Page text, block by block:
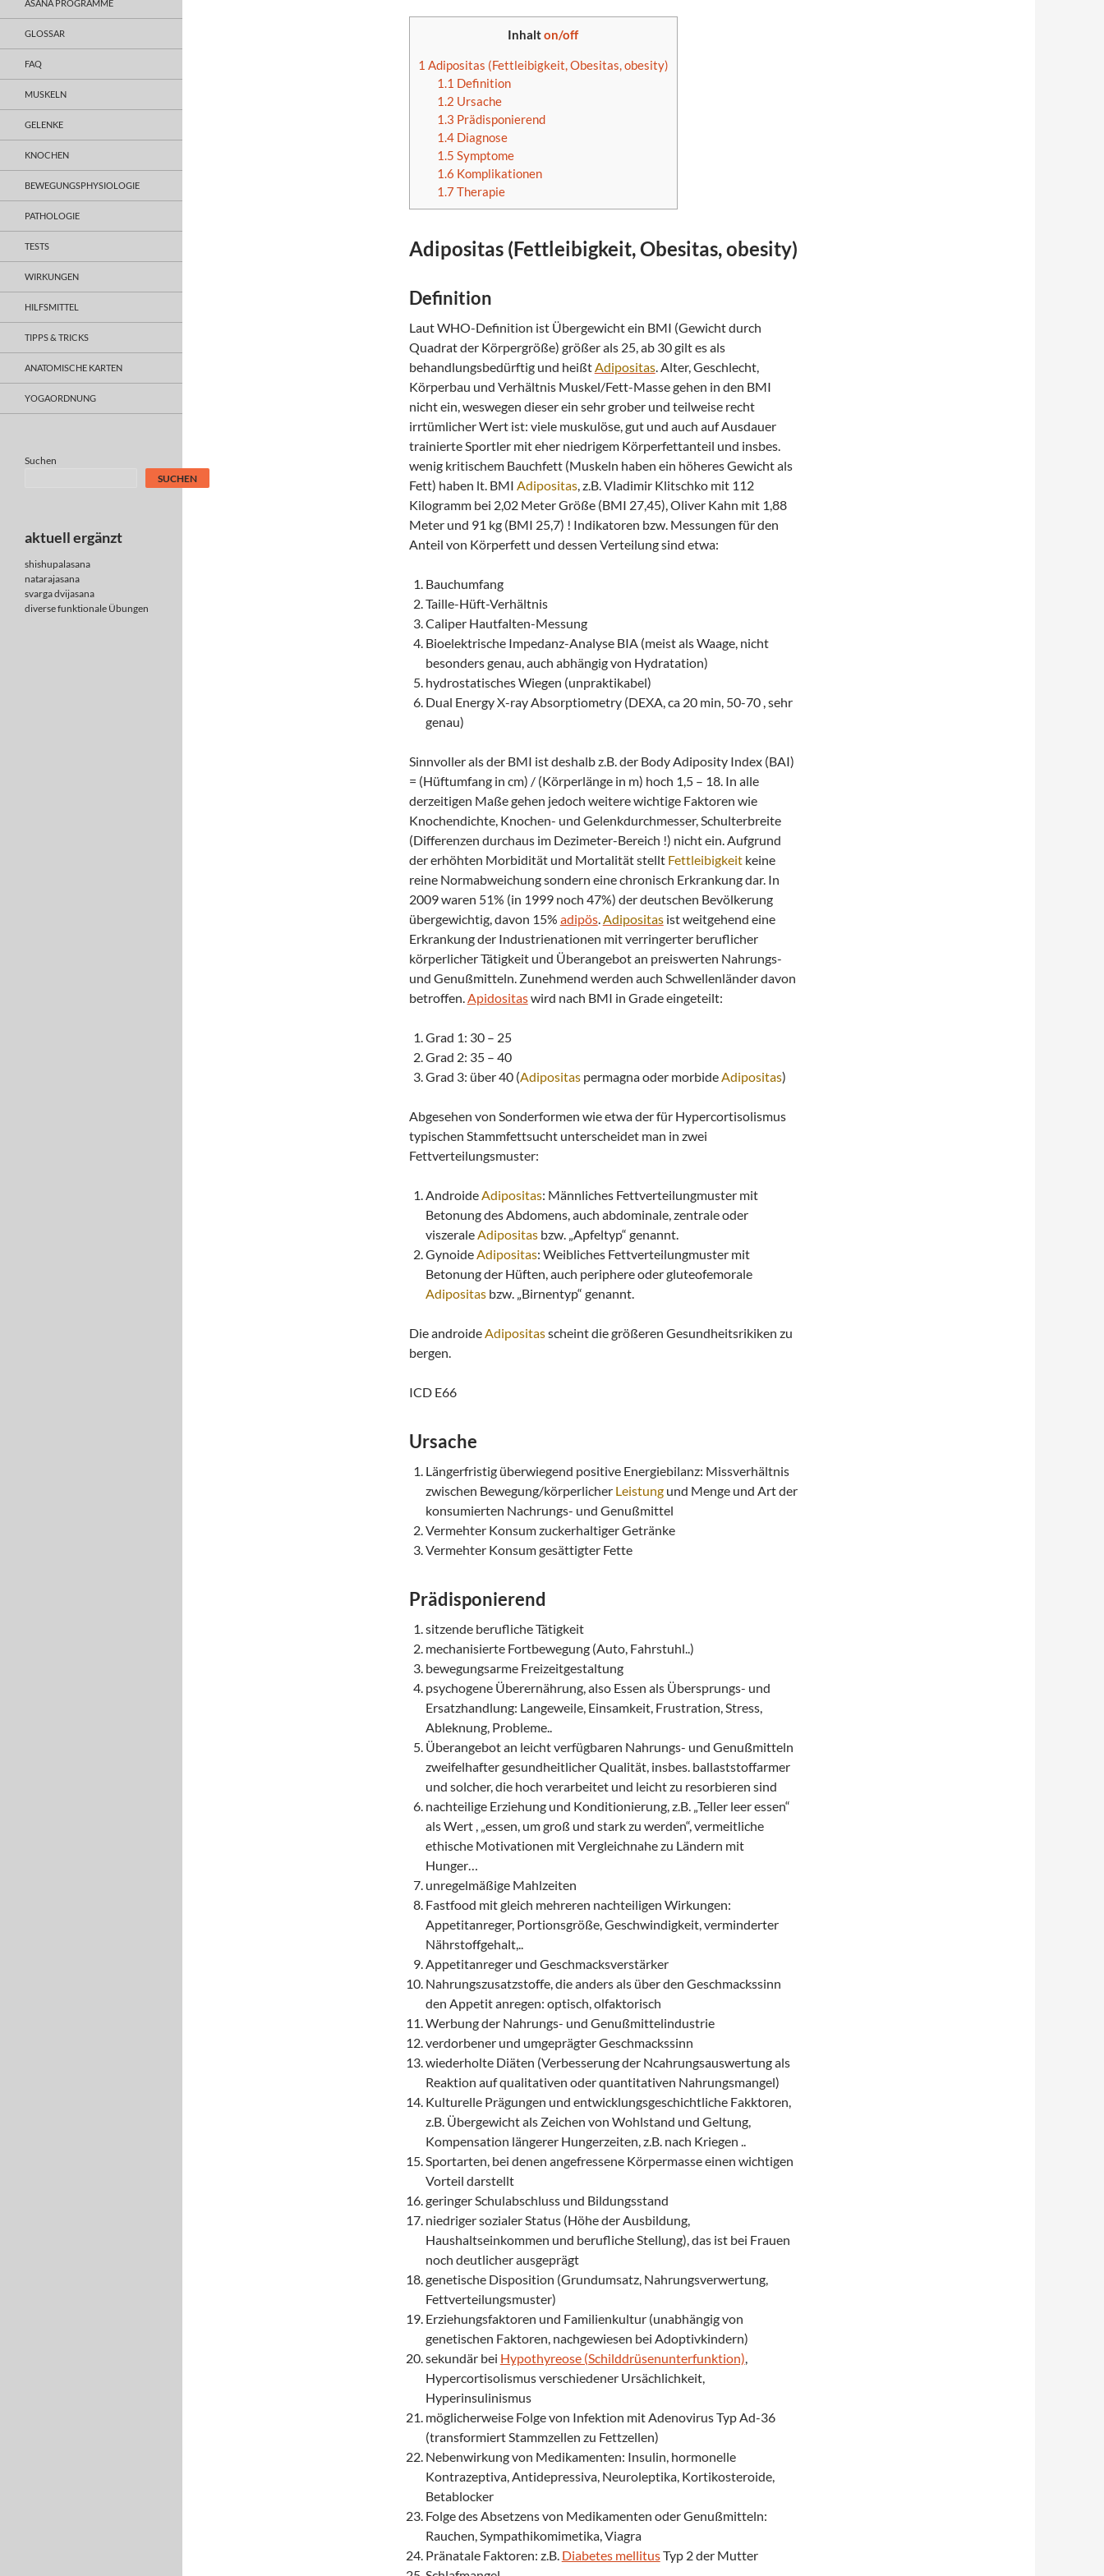
Inhalton/off
1 Adipositas (Fettleibigkeit, Obesitas, obesity)
1.1 Definition
1.2 Ursache
1.3 Prädisponierend
1.4Diagnose
1.5 Symptome
1.6 Komplikationen
1.7Therapie
Adipositas(Fettleibigkeit,Obesitas,obesity)
Definition
Laut WHO-Definition ist Übergewicht ein BMI (Gewicht durch
Quadrat der Körpergröße) größer als 25, ab 30 gilt es als
behandlungsbedürftig und heißtAdipositas. Alter, Geschlecht,
Körperbau und Verhältnis Muskel/Fett-Masse gehen in den BMI
nicht ein, weswegen dieser ein sehr grober und teilweise recht
irrtümlicher Wert ist: viele muskulöse, gut und auch auf Ausdauer
trainierte Sportler mit eher niedrigem Körperfettanteil und insbes.
wenig kritischem Bauchfett (Muskeln haben ein höheres Gewicht als
Fett) haben lt. BMI Adipositas, z.B. Vladimir Klitschko mit 112
Kilogramm bei 2,02 Meter Größe (BMI 27,45), Oliver Kahn mit 1,88
Meter und 91 kg (BMI 25,7) ! Indikatoren bzw. Messungen für den
Anteil von Körperfett und dessen Verteilung sind etwa:
Bauchumfang
Taille-Hüft-Verhältnis
Caliper Hautfalten-Messung
Bioelektrische Impedanz-Analyse BIA (meist als Waage, nicht
besonders genau, auch abhängig von Hydratation)
hydrostatisches Wiegen (unpraktikabel)
Dual Energy X-ray Absorptiometry (DEXA, ca 20 min, 50-70 , sehr
genau)
Sinnvoller als der BMI ist deshalb z.B. der Body Adiposity Index (BAI)
= (Hüftumfang in cm) / (Körperlänge in m) hoch 1,5 – 18. In alle
derzeitigen Maße gehen jedoch weitere wichtige Faktoren wie
Knochendichte, Knochen- und Gelenkdurchmesser, Schulterbreite
(Differenzen durchaus im Dezimeter-Bereich !) nicht ein. Aufgrund
der erhöhten Morbidität und Mortalität stellt Fettleibigkeitkeine
reine Normabweichung sondern eine chronisch Erkrankung dar. In
2009 waren 51% (in 1999 noch 47%) der deutschen Bevölkerung
übergewichtig, davon 15% adipös.Adipositasist weitgehend eine
Erkrankung der Industrienationen mit verringerter beruflicher
körperlicher Tätigkeit und Überangebot an preiswerten Nahrungs-
und Genußmitteln. Zunehmend werden auch Schwellenländer davon
betroffen.Apidositaswird nach BMI in Grade eingeteilt:
Grad 1: 30 – 25
Grad 2: 35 – 40
Grad 3: über 40 (Adipositaspermagna oder morbideAdipositas)
Abgesehen von Sonderformen wie etwa der für Hypercortisolismus
typischen Stammfettsucht unterscheidet man in zwei
Fettverteilungsmuster:
AndroideAdipositas: Männliches Fettverteilungmuster mit
Betonung des Abdomens, auch abdominale, zentrale oder
viszeraleAdipositasbzw. „Apfeltyp“ genannt.
GynoideAdipositas: Weibliches Fettverteilungmuster mit
Betonung der Hüften, auch periphere oder gluteofemorale
Adipositasbzw. „Birnentyp“ genannt.
Die androideAdipositasscheint die größeren Gesundheitsrikiken zu
bergen.
ICD E66
Ursache
Längerfristig überwiegend positive Energiebilanz: Missverhältnis
zwischen Bewegung/körperlicher Leistungund Menge und Art der
konsumierten Nachrungs- und Genußmittel
Vermehter Konsum zuckerhaltiger Getränke
Vermehter Konsum gesättigter Fette
Prädisponierend
sitzende berufliche Tätigkeit
mechanisierte Fortbewegung (Auto, Fahrstuhl..)
bewegungsarme Freizeitgestaltung
psychogene Überernährung, also Essen als Übersprungs- und
Ersatzhandlung: Langeweile, Einsamkeit, Frustration, Stress,
Ableknung, Probleme..
Überangebot an leicht verfügbaren Nahrungs- und Genußmitteln
zweifelhafter gesundheitlicher Qualität, insbes. ballaststoffarmer
und solcher, die hoch verarbeitet und leicht zu resorbieren sind
nachteilige Erziehung und Konditionierung, z.B. „Teller leer essen“
als Wert , „essen, um groß und stark zu werden“, vermeitliche
ethische Motivationen mit Vergleichnahe zu Ländern mit
Hunger…
unregelmäßige Mahlzeiten
Fastfood mit gleich mehreren nachteiligen Wirkungen:
Appetitanreger, Portionsgröße, Geschwindigkeit, verminderter
Nährstoffgehalt,..
Appetitanreger und Geschmacksverstärker
Nahrungszusatzstoffe, die anders als über den Geschmackssinn
den Appetit anregen: optisch, olfaktorisch
Werbung der Nahrungs- und Genußmittelindustrie
verdorbener und umgeprägter Geschmackssinn
wiederholte Diäten (Verbesserung der Ncahrungsauswertung als
Reaktion auf qualitativen oder quantitativen Nahrungsmangel)
Kulturelle Prägungen und entwicklungsgeschichtliche Fakktoren,
z.B. Übergewicht als Zeichen von Wohlstand und Geltung,
Kompensation längerer Hungerzeiten, z.B. nach Kriegen ..
Sportarten, bei denen angefressene Körpermasse einen wichtigen
Vorteil darstellt
geringer Schulabschluss und Bildungsstand
niedriger sozialer Status (Höhe der Ausbildung,
Haushaltseinkommen und berufliche Stellung), das ist bei Frauen
noch deutlicher ausgeprägt
genetische Disposition (Grundumsatz, Nahrungsverwertung,
Fettverteilungsmuster)
Erziehungsfaktoren und Familienkultur (unabhängig von
genetischen Faktoren, nachgewiesen bei Adoptivkindern)
sekundär bei Hypothyreose (Schilddrüsenunterfunktion),
Hypercortisolismus verschiedener Ursächlichkeit,
Hyperinsulinismus
möglicherweise Folge von Infektion mit Adenovirus Typ Ad-36
(transformiert Stammzellen zu Fettzellen)
Nebenwirkung von Medikamenten: Insulin, hormonelle
Kontrazeptiva, Antidepressiva, Neuroleptika, Kortikosteroide,
Betablocker
Folge des Absetzens von Medikamenten oder Genußmitteln:
Rauchen, Sympathikomimetika, Viagra
Pränatale Faktoren: z.B. Diabetes mellitusTyp 2 der Mutter
ASANA PROGRAMME
GLOSSAR
FAQ
MUSKELN
GELENKE
KNOCHEN
BEWEGUNGSPHYSIOLOGIE
PATHOLOGIE
TESTS
WIRKUNGEN
HILFSMITTEL
TIPPS & TRICKS
ANATOMISCHE KARTEN
YOGAORDNUNG
Suchen
SUCHEN
aktuell ergänzt
shishupalasana
natarajasana
svarga dvijasana
diversefunktionale Übungen